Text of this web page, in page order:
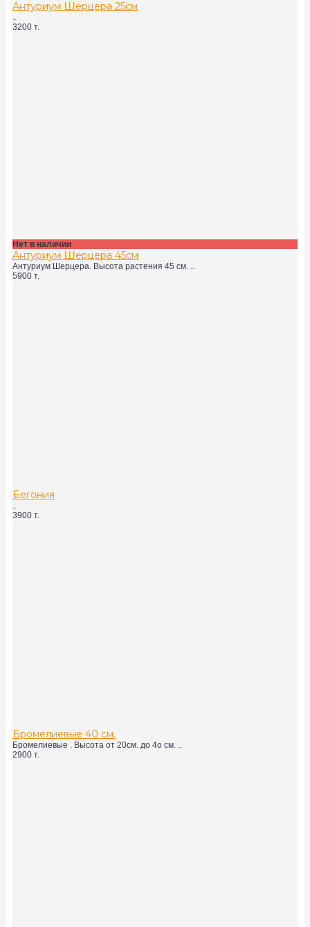
Антуриум Шерцера 25см
..
3200 т.
Нет в наличии
Антуриум Шерцера 45см
Антуриум Шерцера. Высота растения 45 см. ..
5900 т.
Бегония
..
3900 т.
Бромелиевые 40 см.
Бромелиевые . Высота от 20см. до 4о см. ..
2900 т.